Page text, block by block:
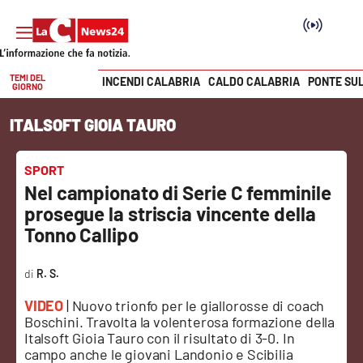
SEZIONI
Cronaca
Politica
Italia Mondo
Vai
TEMI DEL
GIORNO
INCENDI CALABRIA CALDO CALABRIA PONTE
ITALSOFT GIOIA TAURO
SPORT
Nel campionato di Serie C femminile
prosegue la striscia vincente della
Tonno Callipo
VIDEO| Nuovo trionfo per le giallorosse di coach
Boschini. Travolta la volenterosa formazione della
Italsoft Gioia Tauro con il risultato di 3-0. In
campo anche le giovani Landonio e Scibilia
R. S.